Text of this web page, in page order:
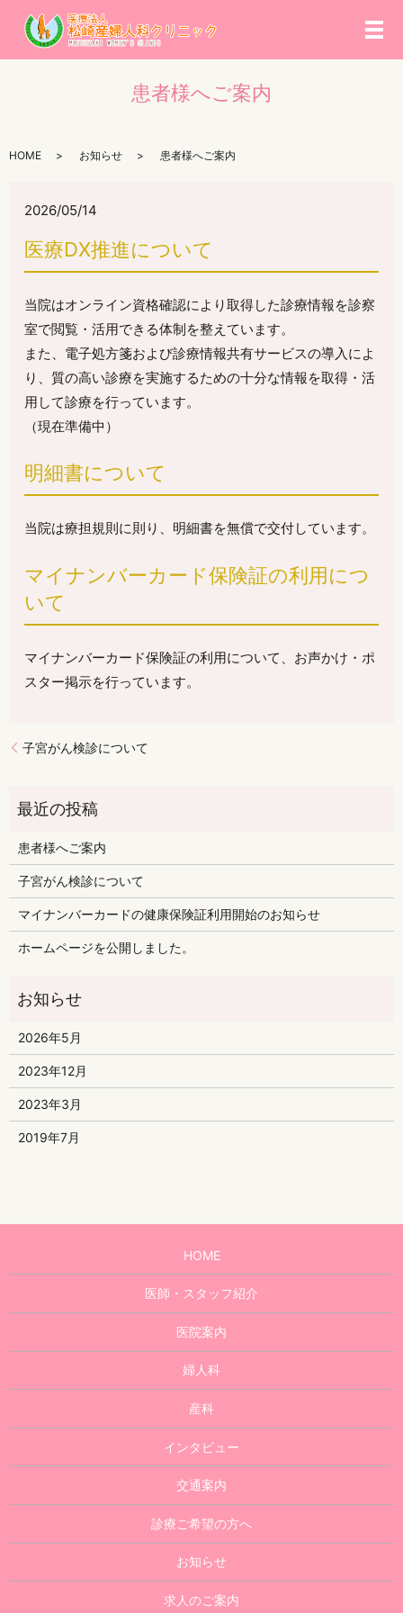
メ
患者様へご案内
HOME お知らせ 患者様へご案内
2026/05/14
医療DX推進について
当院はオンライン資格確認により取得した診療情報を診察
室で閲覧・活用できる体制を整えています。
また、電子処方箋および診療情報共有サービスの導入によ
り、質の高い診療を実施するための十分な情報を取得・活
用して診療を行っています。
（現在準備中）
明細書について
当院は療担規則に則り、明細書を無償で交付しています。
マイナンバーカード保険証の利用につ
いて
マイナンバーカード保険証の利用について、お声かけ・ポ
スター掲示を行っています。
子宮がん検診について
患者様へご案内
子宮がん検診について
マイナンバーカードの健康保険証利用開始のお知らせ
ホームページを公開しました。
2026年5月
2023年12月
2023年3月
2019年7月
HOME
医師・スタッフ紹介
医院案内
婦人科
産科
インタビュー
交通案内
診療ご希望の方へ
お知らせ
求人のご案内